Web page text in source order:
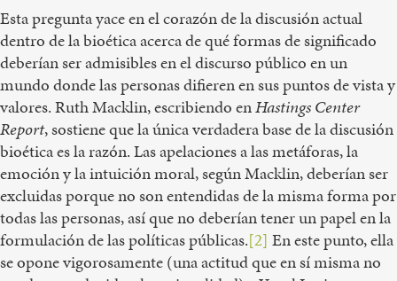
Esta pregunta yace en el corazón de la discusión actual
dentro de la bioética acerca de qué formas de significado
deberían ser admisibles en el discurso público en un
mundo donde las personas difieren en sus puntos de vista y
valores. Ruth Macklin, escribiendo enHastings Center
Report, sostiene que la única verdadera base de la discusión
bioética es la razón. Las apelaciones a las metáforas, la
emoción y la intuición moral, según Macklin, deberían ser
excluidas porque no son entendidas de la misma forma por
todas las personas, así que no deberían tener un papel en la
formulación de las políticas públicas.[2] En este punto, ella
se opone vigorosamente (una actitud que en sí misma no